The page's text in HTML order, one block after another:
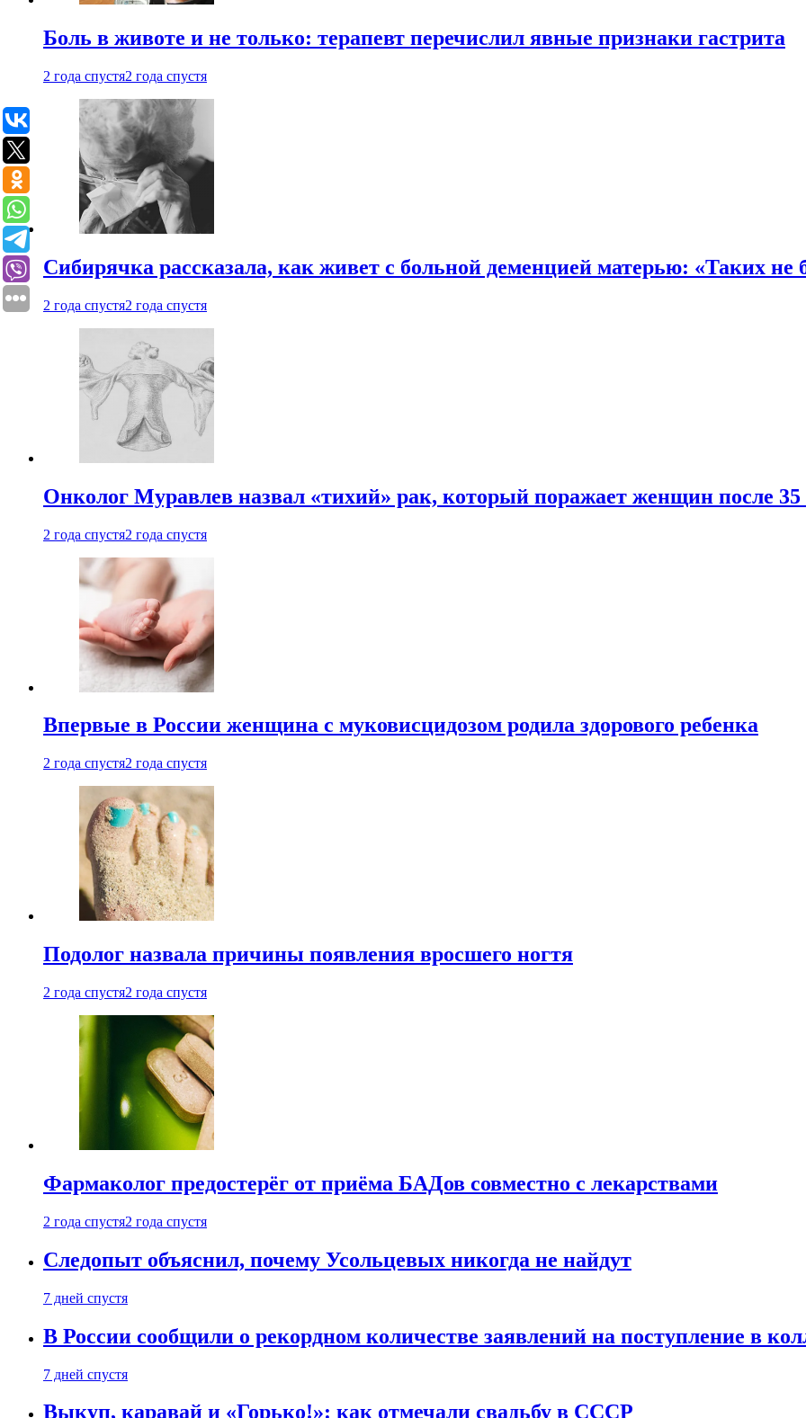
Боль в животе и не только: терапевт перечислил явные признаки гастрита
2 года спустя2 года спустя
Сибирячка рассказала, как живет с больной деменцией матерью: «Таких не
2 года спустя2 года спустя
Онколог Муравлев назвал «тихий» рак, который поражает женщин после 35
2 года спустя2 года спустя
Впервые в России женщина с муковисцидозом родила здорового ребенка
2 года спустя2 года спустя
Подолог назвала причины появления вросшего ногтя
2 года спустя2 года спустя
Фармаколог предостерёг от приёма БАДов совместно с лекарствами
2 года спустя2 года спустя
Следопыт объяснил, почему Усольцевых никогда не найдут
7 дней спустя
В России сообщили о рекордном количестве заявлений на поступление в
7 дней спустя
Выкуп, каравай и «Горько!»: как отмечали свадьбу в СССР